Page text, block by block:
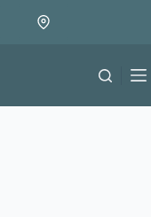
متوفر في المخزون